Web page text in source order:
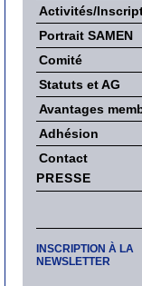
Activités/
Portrait SAMEN
Comité
Statuts et AG
Avantages
Adhésion
Contact
PRESSE
INSCRIPTION À LA
NEWSLETTER